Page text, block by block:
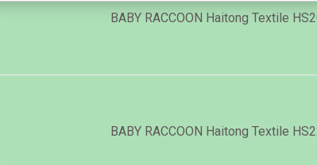
BABY RACCOON Haitong Textile
BABY RACCOON Haitong Textile